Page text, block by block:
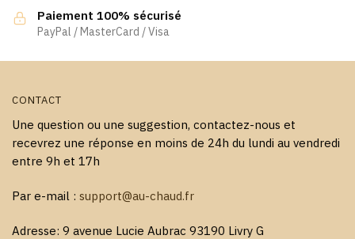
la
page
Paiement 100% sécurisé
PayPal / MasterCard / Visa
CONTACT
Une question ou une suggestion, contactez-nous et
recevrez une réponse en moins de 24h du lundi au vendredi
entre 9h et 17h
Par e-mail : support@au-chaud.fr
Adresse: 9 avenue Lucie Aubrac 93190 Livry G